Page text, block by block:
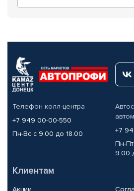
Телефон колл-центра
+7 949 00-00-550
Пн-Вс с 9.00 до 18.00
+7
Пн-
9.00
Клиентам
Акции